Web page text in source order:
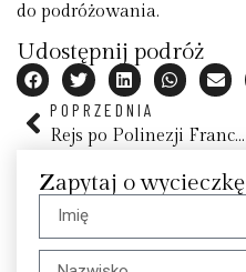
do podróżowania.
Udostępnij podróż
POPRZEDNIA
Rejs po Polinezji Francuskiej na pokładzie Silver Whisper – kwiecień 2027
Zapytaj o wycieczkę